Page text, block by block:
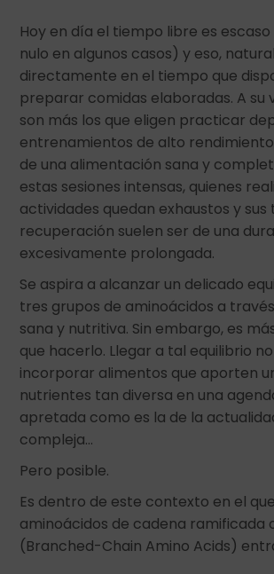
Hoy en día el tiempo libre es
nulo en algunos casos) y eso,
directamente en el tiempo que
preparar comidas elaboradas. A su
son más los que eligen practicar
entrenamientos de alto
de una alimentación sana y
estas sesiones intensas, quienes
actividades quedan exhaustos y sus
recuperación suelen ser de una
excesivamente prolongada.
Se aspira a alcanzar un delicado
tres grupos de aminoácidos a
sana y nutritiva. Sin embargo, es
que hacerlo. Llegar a tal equilibrio
incorporar alimentos que aporten
nutrientes tan diversa en una
apretada como es la de la
compleja…
Pero posible.
Es dentro de este contexto en el
aminoácidos de cadena ramificada
(Branched-Chain Amino Acids)